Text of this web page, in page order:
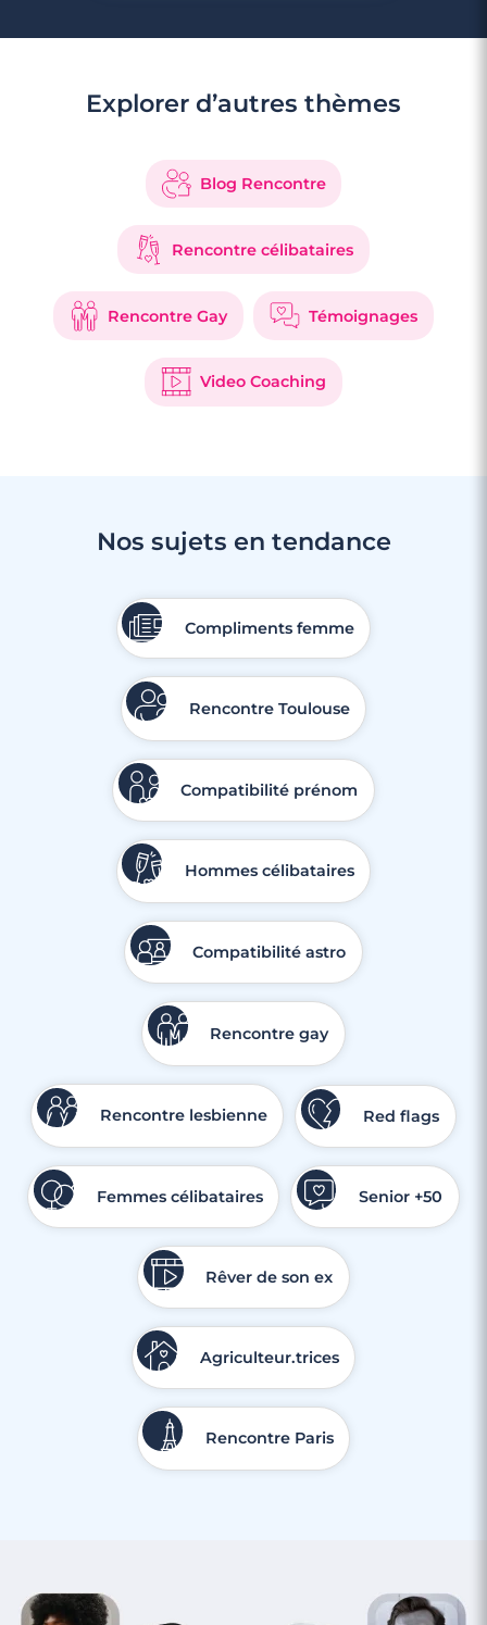
Explorer d’autres thèmes
Blog Rencontre
Rencontre célibataires
Rencontre Gay Témoignages
Video Coaching
Nos sujets en tendance
Compliments femme
Rencontre Toulouse
Compatibilité prénom
Hommes célibataires
Compatibilité astro
Rencontre gay
Rencontre lesbienne Red flags
Femmes célibataires Senior +50
Rêver de son ex
Agriculteur.trices
Rencontre Paris